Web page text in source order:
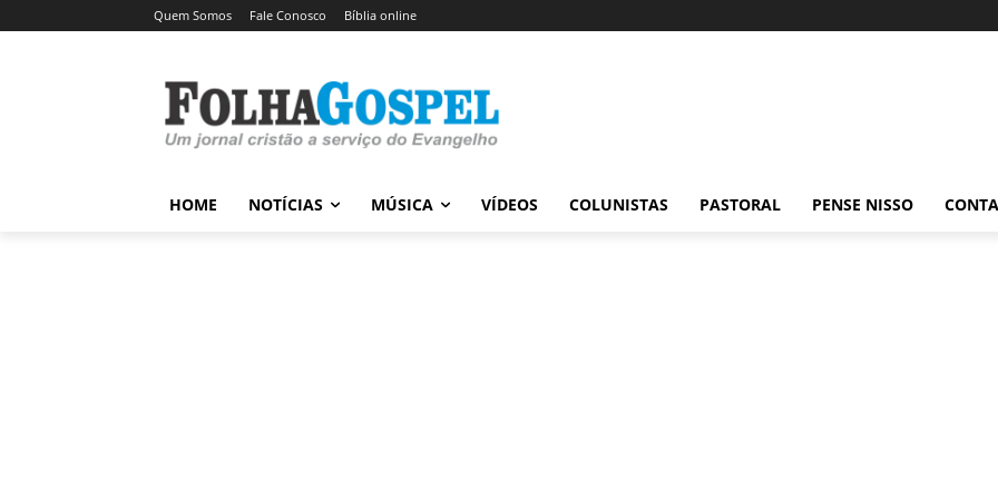
Quem Somos Fale Conosco Bíblia online
HOME NOTÍCIAS MÚSICA VÍDEOS COLUNISTAS PASTORAL PENSE NISSO